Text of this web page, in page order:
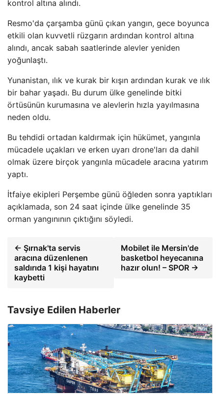
kontrol altına alındı.
Resmo'da çarşamba günü çıkan yangın, gece boyunca
etkili olan kuvvetli rüzgarın ardından kontrol altına
alındı, ancak sabah saatlerinde alevler yeniden
yoğunlaştı.
Yunanistan, ılık ve kurak bir kışın ardından kurak ve ılık
bir bahar yaşadı. Bu durum ülke genelinde bitki
örtüsünün kurumasına ve alevlerin hızla yayılmasına
neden oldu.
Bu tehdidi ortadan kaldırmak için hükümet, yangınla
mücadele uçakları ve erken uyarı drone'ları da dahil
olmak üzere birçok yangınla mücadele aracına yatırım
yaptı.
İtfaiye ekipleri Perşembe günü öğleden sonra yaptıkları
açıklamada, son 24 saat içinde ülke genelinde 35
orman yangınının çıktığını söyledi.
← Şırnak'ta servis
aracına düzenlenen
saldırıda 1 kişi hayatını
kaybetti
Mobilet ile Mersin'de
basketbol heyecanına
hazır olun! – SPOR →
Tavsiye Edilen Haberler